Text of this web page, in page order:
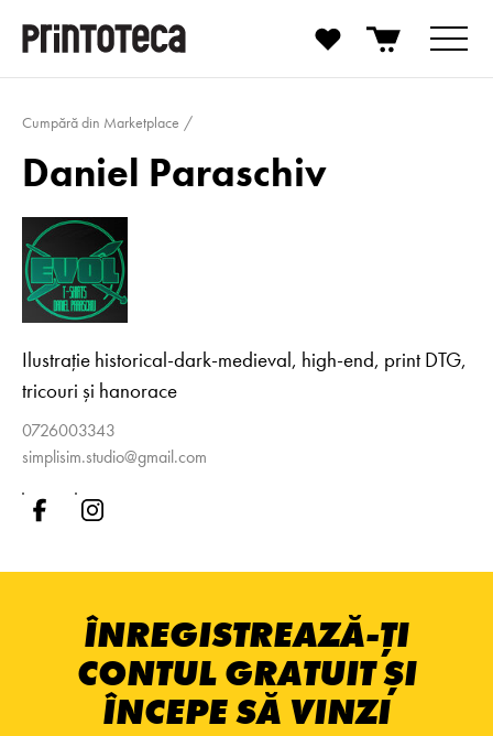
Cumpără din Marketplace
Daniel Paraschiv
Ilustrație historical-dark-medieval, high-end, print DTG,
tricouri și hanorace
0726003343
simplisim.studio@gmail.com
ÎNREGISTREAZĂ-ȚI
CONTUL GRATUIT ȘI
ÎNCEPE SĂ VINZI